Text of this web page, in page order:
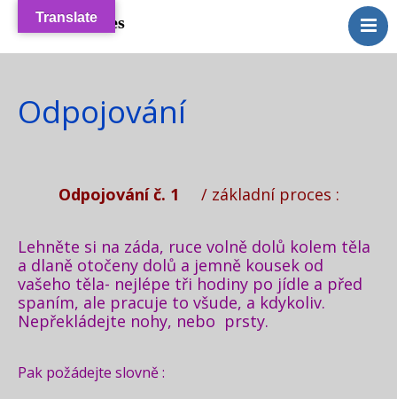
Golden Times
++++ Home / Golden
Blog
Disclaimer
Kontakt
Archiv / + Odkazy
Odpojování
Odpojování č. 1 / základní proces :
Lehněte si na záda, ruce volně dolů kolem těla
a dlaně otočeny dolů a jemně kousek od
vašeho těla- nejlépe tři hodiny po jídle a před
spaním, ale pracuje to všude, a kdykoliv.
Nepřekládejte nohy, nebo prsty.
Pak požádejte slovně :
Translate